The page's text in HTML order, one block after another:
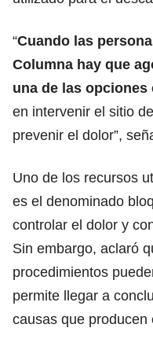
“Cuando las
Columna hay que
una de las opciones
en intervenir el sitio
prevenir el dolor”,
Uno de los recursos
es el denominado
controlar el dolor y
Sin embargo, aclaró
procedimientos
permite llegar a
causas que producen